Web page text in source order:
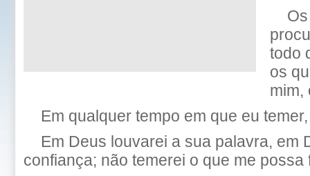
todo
os
mim,
Em qualquer tempo em que eu
Em Deus louvarei a sua palavra, em
confiança; não temerei o que me possa